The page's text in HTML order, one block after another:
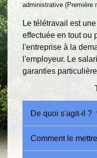
administrative (Première
Le télétravail est
effectuée en tout ou
l'entreprise à la
l'employeur. Le
garanties
De quoi s'agit-il ?
Comment le